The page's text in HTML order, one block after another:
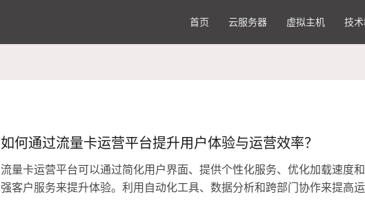
首页 云服务器 虚拟主机 技
如何通过流量卡运营平台提升用户体验与运营效率？
流量卡运营平台可以通过简化用户界面、提供个性化服务、优化加载速度
强客户服务来提升体验。利用自动化工具、数据分析和跨部门协作来提高运